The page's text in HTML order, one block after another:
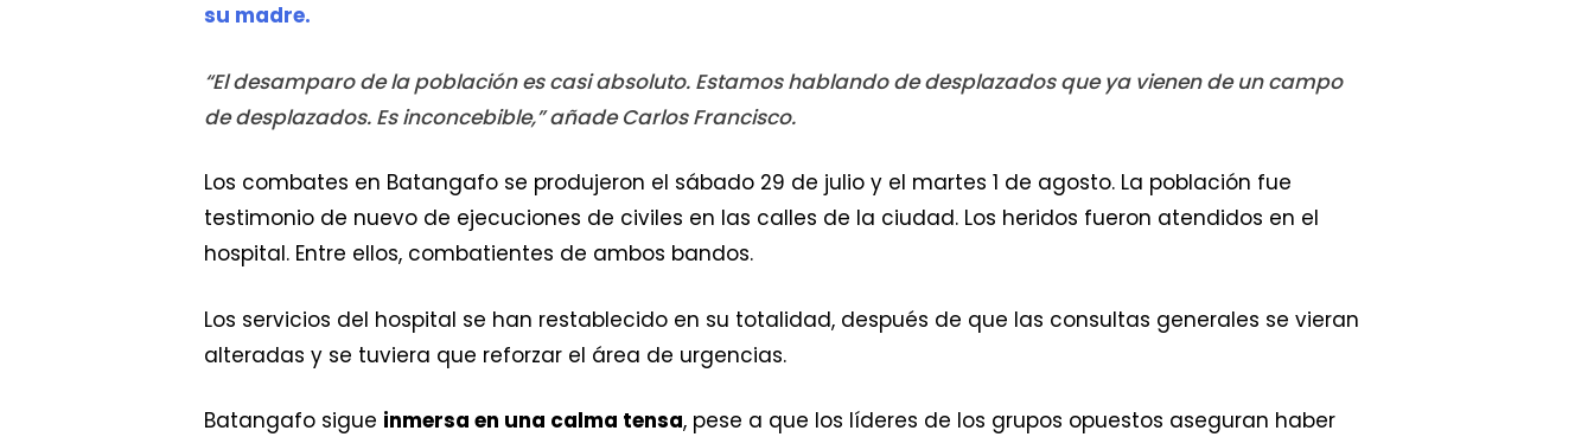
su madre.
“El desamparo de la población es casi absoluto. Estamos hablando de desplazados que ya vienen de un campo
de desplazados. Es inconcebible,” añade Carlos Francisco.
Los combates en Batangafo se produjeron el sábado 29 de julio y el martes 1 de agosto. La población fue
testimonio de nuevo de ejecuciones de civiles en las calles de la ciudad. Los heridos fueron atendidos en el
hospital. Entre ellos, combatientes de ambos bandos.
Los servicios del hospital se han restablecido en su totalidad, después de que las consultas generales se vieran
alteradas y se tuviera que reforzar el área de urgencias.
Batangafo sigue inmersa en una calma tensa, pese a que los líderes de los grupos opuestos aseguran haber